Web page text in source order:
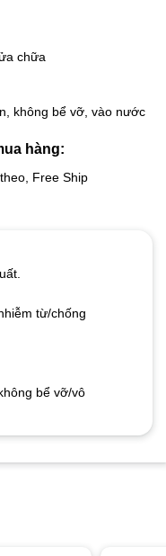
chữa
không bể vỡ, vào nước
hàng:
Free Ship
từ/chống
bể vỡ/vô